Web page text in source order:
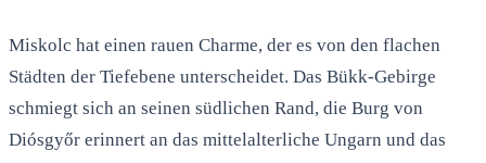
Miskolc hat einen rauen Charme, der es von den flachen
Städten der Tiefebene unterscheidet. Das Bükk-Gebirge
schmiegt sich an seinen südlichen Rand, die Burg von
Diósgyőr erinnert an das mittelalterliche Ungarn und das